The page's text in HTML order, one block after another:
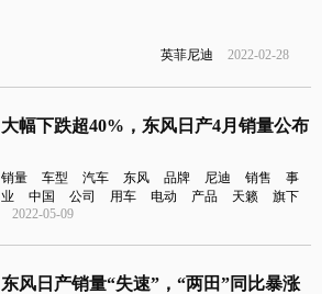
英菲尼迪 2022-02-28
大幅下跌超40%，东风日产4月销量公布
销量 车型 汽车 东风 品牌 尼迪 销售
事
业
中国 公司 用车 电动 产品 天籁
旗下
2022-05-09
东风日产销量“失速”，“两田”同比暴涨